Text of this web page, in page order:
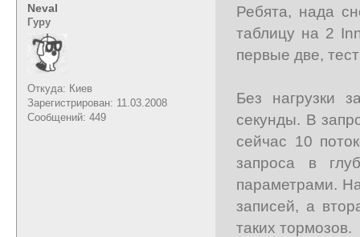
Neval
Гуру
Откуда: Киев
Зарегистрирован: 11.03.2008
Сообщений: 449
Ребята, нада
таблицу на 2
первые две,
Без нагрузки
секунды. В
сейчас 10
запроса в
параметрами.
записей, а
таких тормозов.